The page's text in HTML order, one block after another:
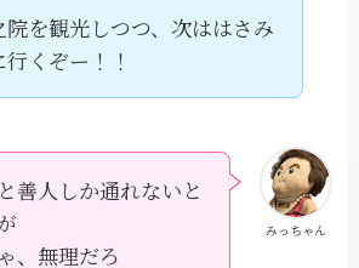
院を観光しつつ、次ははさみ
くぞー！！
みっちゃん
善人しか通れないと
、無理だろ